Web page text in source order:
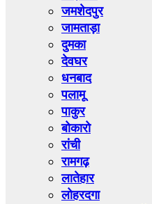
जमशेदपुर
जामताड़ा
दुमका
देवघर
धनबाद
पलामू
पाकुर
बोकारो
रांची
रामगढ़
लातेहार
लोहरदगा